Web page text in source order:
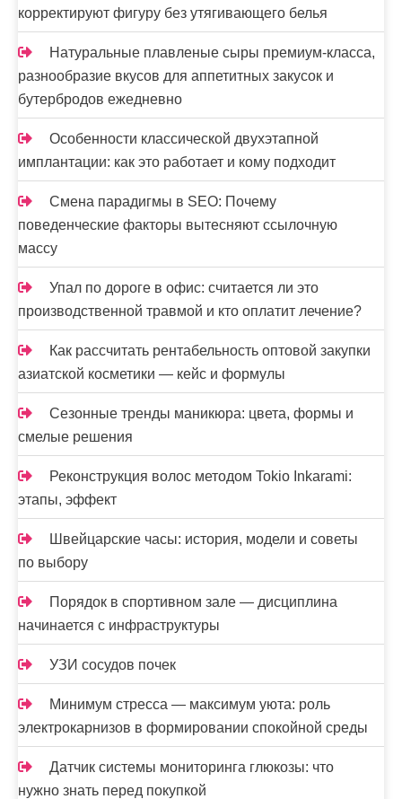
корректируют фигуру без утягивающего белья
Натуральные плавленые сыры премиум-класса,
разнообразие вкусов для аппетитных закусок и
бутербродов ежедневно
Особенности классической двухэтапной
имплантации: как это работает и кому подходит
Смена парадигмы в SEO: Почему
поведенческие факторы вытесняют ссылочную
массу
Упал по дороге в офис: считается ли это
производственной травмой и кто оплатит лечение?
Как рассчитать рентабельность оптовой закупки
азиатской косметики — кейс и формулы
Сезонные тренды маникюра: цвета, формы и
смелые решения
Реконструкция волос методом Tokio Inkarami:
этапы, эффект
Швейцарские часы: история, модели и советы
по выбору
Порядок в спортивном зале — дисциплина
начинается с инфраструктуры
УЗИ сосудов почек
Минимум стресса — максимум уюта: роль
электрокарнизов в формировании спокойной среды
Датчик системы мониторинга глюкозы: что
нужно знать перед покупкой